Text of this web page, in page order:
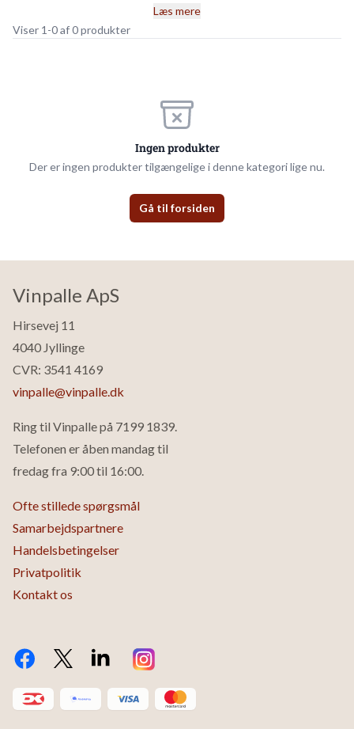
Læs mere
Viser 1-0 af 0 produkter
Ingen produkter
Der er ingen produkter tilgængelige i denne kategori lige nu.
Gå til forsiden
Vinpalle ApS
Hirsevej 11
4040 Jyllinge
CVR: 3541 4169
vinpalle@vinpalle.dk
Ring til Vinpalle på 7199 1839.
Telefonen er åben mandag til
fredag fra 9:00 til 16:00.
Ofte stillede spørgsmål
Samarbejdspartnere
Handelsbetingelser
Privatpolitik
Kontakt os
FacebookTwitter X.com
LinkedInInstagram